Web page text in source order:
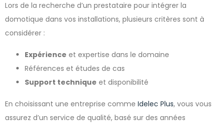
Lors de la recherche d’un prestataire pour intégrer la
domotique dans vos installations, plusieurs critères sont à
considérer :
Expérience et expertise dans le domaine
Références et études de cas
Support technique et disponibilité
En choisissant une entreprise comme Idelec Plus, vous vous
assurez d’un service de qualité, basé sur des années